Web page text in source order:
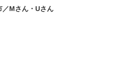
／Mさん・Uさん